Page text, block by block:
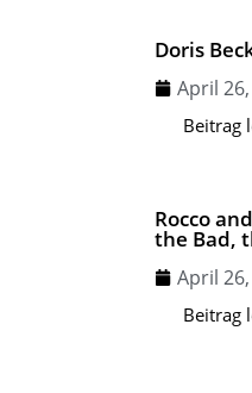
Doris
April
Beitrag
Rocco
the Bad,
April
Beitrag